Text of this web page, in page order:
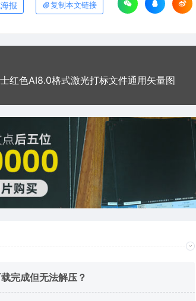
报 复制本文链接
红色AI8.0格式激光打标文件通用矢量图
完成但无法解压？